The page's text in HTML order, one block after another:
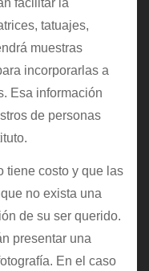
facilitar la
tatuajes,
muestras
incorporarlas a
Esa información
de personas
tiene costo y que las
no exista una
de su ser querido.
presentar una
En el caso